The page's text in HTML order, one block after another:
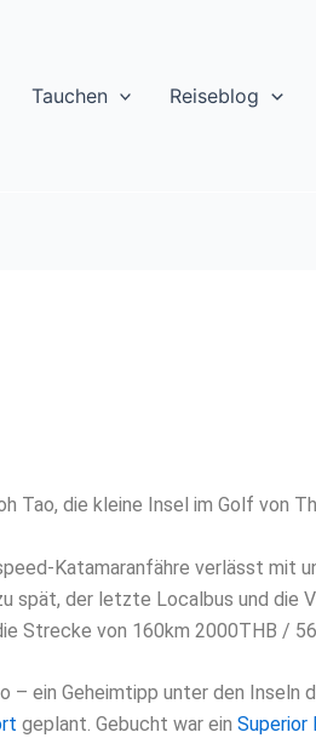
Tauchen Reiseblog
Tao, die kleine Insel im Golf von
Katamaranfähre verlässt mit
spät, der letzte Localbus und die
Strecke von 160km 2000THB /
– ein Geheimtipp unter den Inseln
geplant. Gebucht war ein Superior